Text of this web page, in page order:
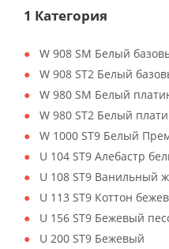
1 Категория
W 908 SM Белый
W 908 ST2 Белый
W 980 SM Белый
W 980 ST2 Белый
W 1000 ST9 Белый
U 104 ST9 Алебастр
U 108 ST9 Ванильный
U 113 ST9 Коттон
U 156 ST9 Бежевый
U 200 ST9 Бежевый